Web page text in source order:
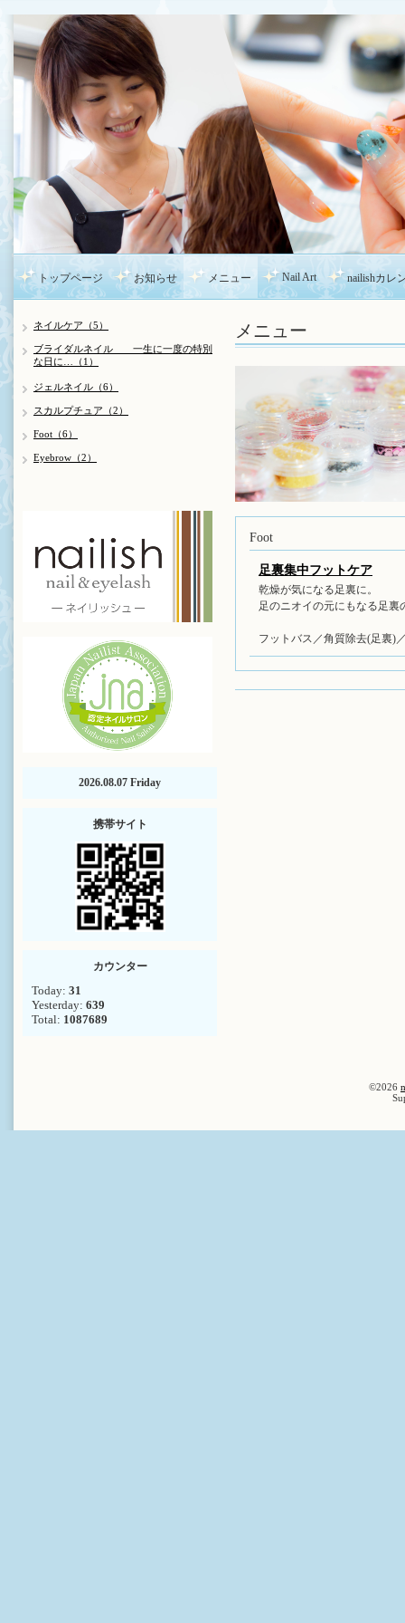
トップページ お知らせ メニュー Nail Art nailishカレ
メニュー
Foot
足裏集中フットケア
乾燥が気になる足裏に。
足のニオイの元にもなる足裏
フットバス／角質除去(足裏)
ネイルケア（5）
ブライダルネイル 一生に一度の特別
な日に…（1）
ジェルネイル（6）
スカルプチュア（2）
Foot（6）
Eyebrow（2）
2026.08.07 Friday
携帯サイト
カウンター
Today: 31
Yesterday: 639
Total: 1087689
©2026